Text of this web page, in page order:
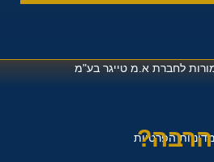
לחברת א.מ טייגר בע"מ
מדיניות הפרטיות